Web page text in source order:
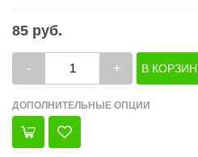
85 руб.
- +
ДОПОЛНИТЕЛЬНЫЕ ОПЦИИ